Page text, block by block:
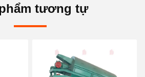
tương tự